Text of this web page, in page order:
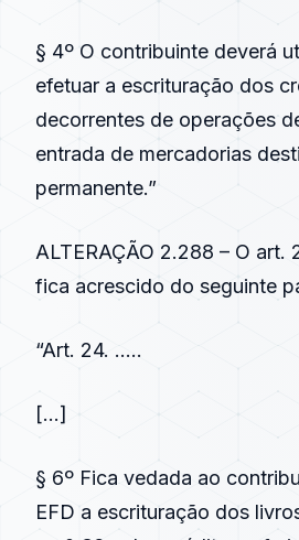
§ 4º O contribuinte deverá
efetuar a escrituração dos
decorrentes de operações
entrada de mercadorias
permanente.”
ALTERAÇÃO 2.288 – O art.
fica acrescido do seguinte
“Art. 24. …..
[…]
§ 6º Fica vedada ao
EFD a escrituração dos